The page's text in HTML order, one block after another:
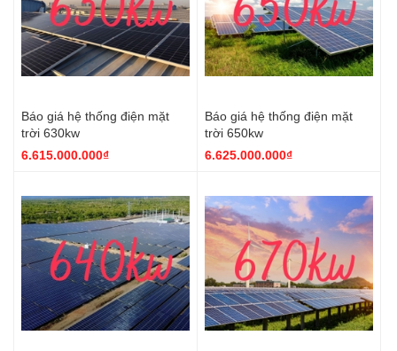
Báo giá hệ thống điện mặt
trời 630kw
6.615.000.000₫
Báo giá hệ thống điện mặt
trời 650kw
6.625.000.000₫